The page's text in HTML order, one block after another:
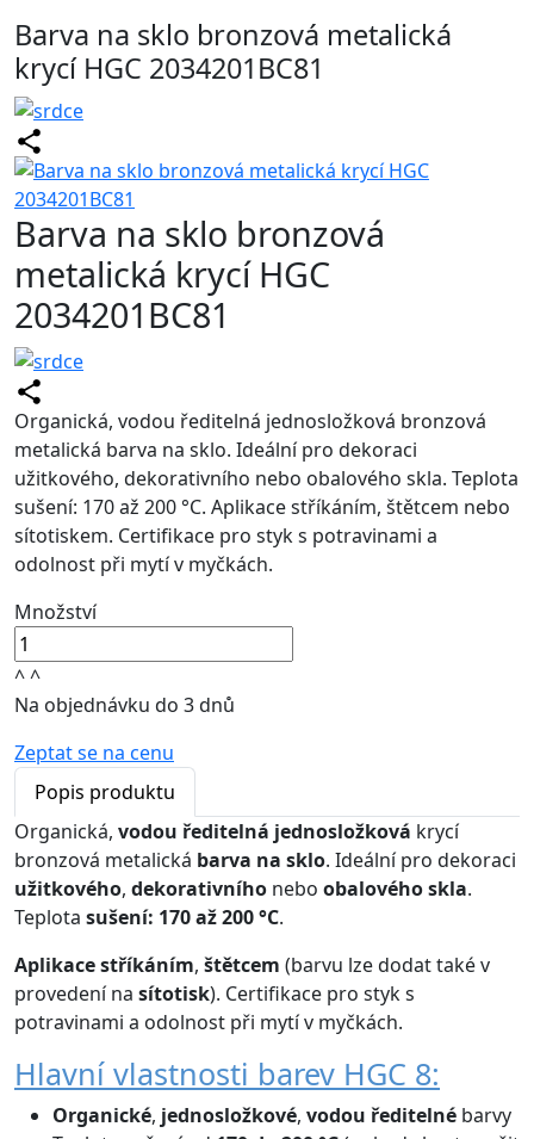
Barva na sklo bronzová metalická
krycí HGC 2034201BC81
Barva na sklo bronzová
metalická krycí HGC
2034201BC81
Organická, vodou ředitelná jednosložková bronzová
metalická barva na sklo. Ideální pro dekoraci
užitkového, dekorativního nebo obalového skla. Teplota
sušení: 170 až 200 °C. Aplikace stříkáním, štětcem nebo
sítotiskem. Certifikace pro styk s potravinami a
odolnost při mytí v myčkách.
Množství
^^
Na objednávku do 3 dnů
Zeptat se na cenu
Popis produktu
Organická, vodou ředitelná jednosložková krycí
bronzová metalická barva na sklo. Ideální pro dekoraci
užitkového, dekorativního nebo obalového skla.
Teplota sušení: 170 až 200 °C.
Aplikacestříkáním, štětcem (barvu lze dodat také v
provedení na sítotisk). Certifikace pro styk s
potravinami a odolnost při mytí v myčkách.
Hlavní vlastnosti barev HGC 8:
Organické, jednosložkové, vodou ředitelné barvy